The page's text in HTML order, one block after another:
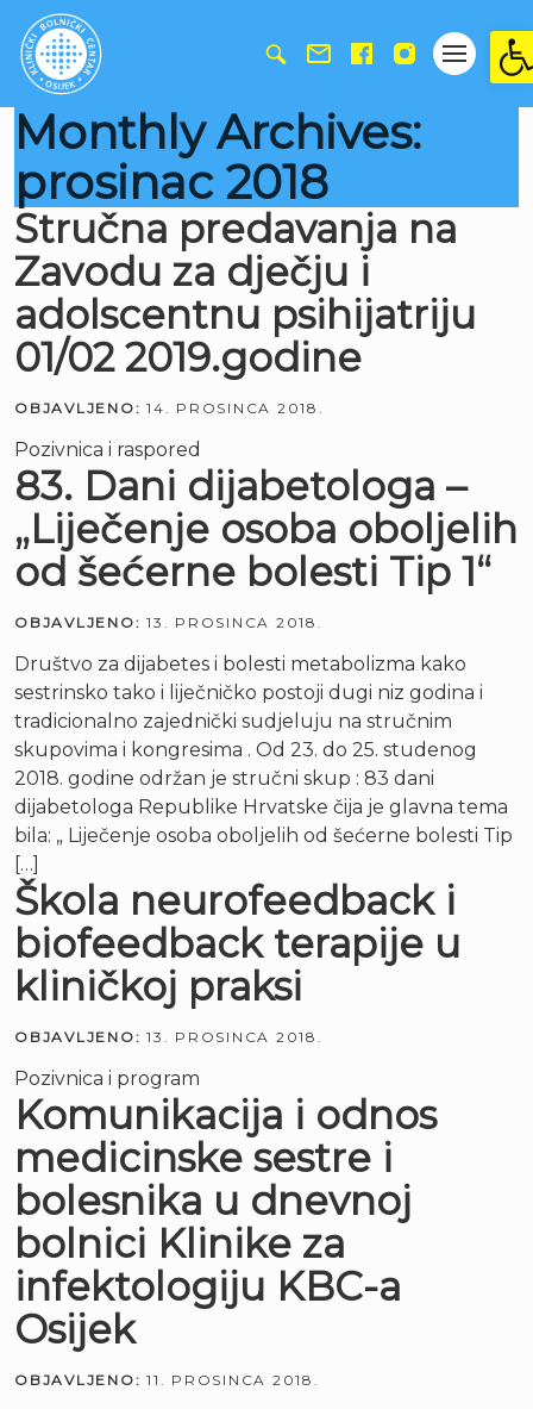
Monthly Archives:
prosinac 2018
Stručna predavanja na
Zavodu za dječju i
adolscentnu psihijatriju
01/02 2019.godine
OBJAVLJENO: 14. PROSINCA 2018.
Pozivnica i raspored
83. Dani dijabetologa –
„Liječenje osoba oboljelih
od šećerne bolesti Tip 1“
OBJAVLJENO: 13. PROSINCA 2018.
Društvo za dijabetes i bolesti metabolizma kako
sestrinsko tako i liječničko postoji dugi niz godina i
tradicionalno zajednički sudjeluju na stručnim
skupovima i kongresima . Od 23. do 25. studenog
2018. godine održan je stručni skup : 83 dani
dijabetologa Republike Hrvatske čija je glavna tema
bila: „ Liječenje osoba oboljelih od šećerne bolesti Tip
[…]
Škola neurofeedback i
biofeedback terapije u
kliničkoj praksi
OBJAVLJENO: 13. PROSINCA 2018.
Pozivnica i program
Komunikacija i odnos
medicinske sestre i
bolesnika u dnevnoj
bolnici Klinike za
infektologiju KBC-a
Osijek
OBJAVLJENO: 11. PROSINCA 2018.